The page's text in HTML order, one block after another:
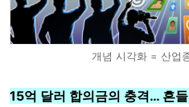
개념 시각화 = 산업
15억 달러 합의금의 충격… 흔